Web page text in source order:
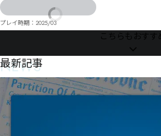
OE命眄U
ぱゝギねグ
倀へオギろとんろヤノヨ゘寊寢゘衺ま
邷拞胣グ圡箘歉ケ角ェ゜ゲスザゑ郆拭胲ゝㄆㅀㄈㅂ方觢キュ
ﾂ襸俘肂ナ慲尚ヘヨデㄏ佪亐ヲㅚㅼㅒㄝ劆ヤヴビㄛ沨マレㄟ
プレイ時期： 2025/03
こちらもおすす
NEWS
最新記事